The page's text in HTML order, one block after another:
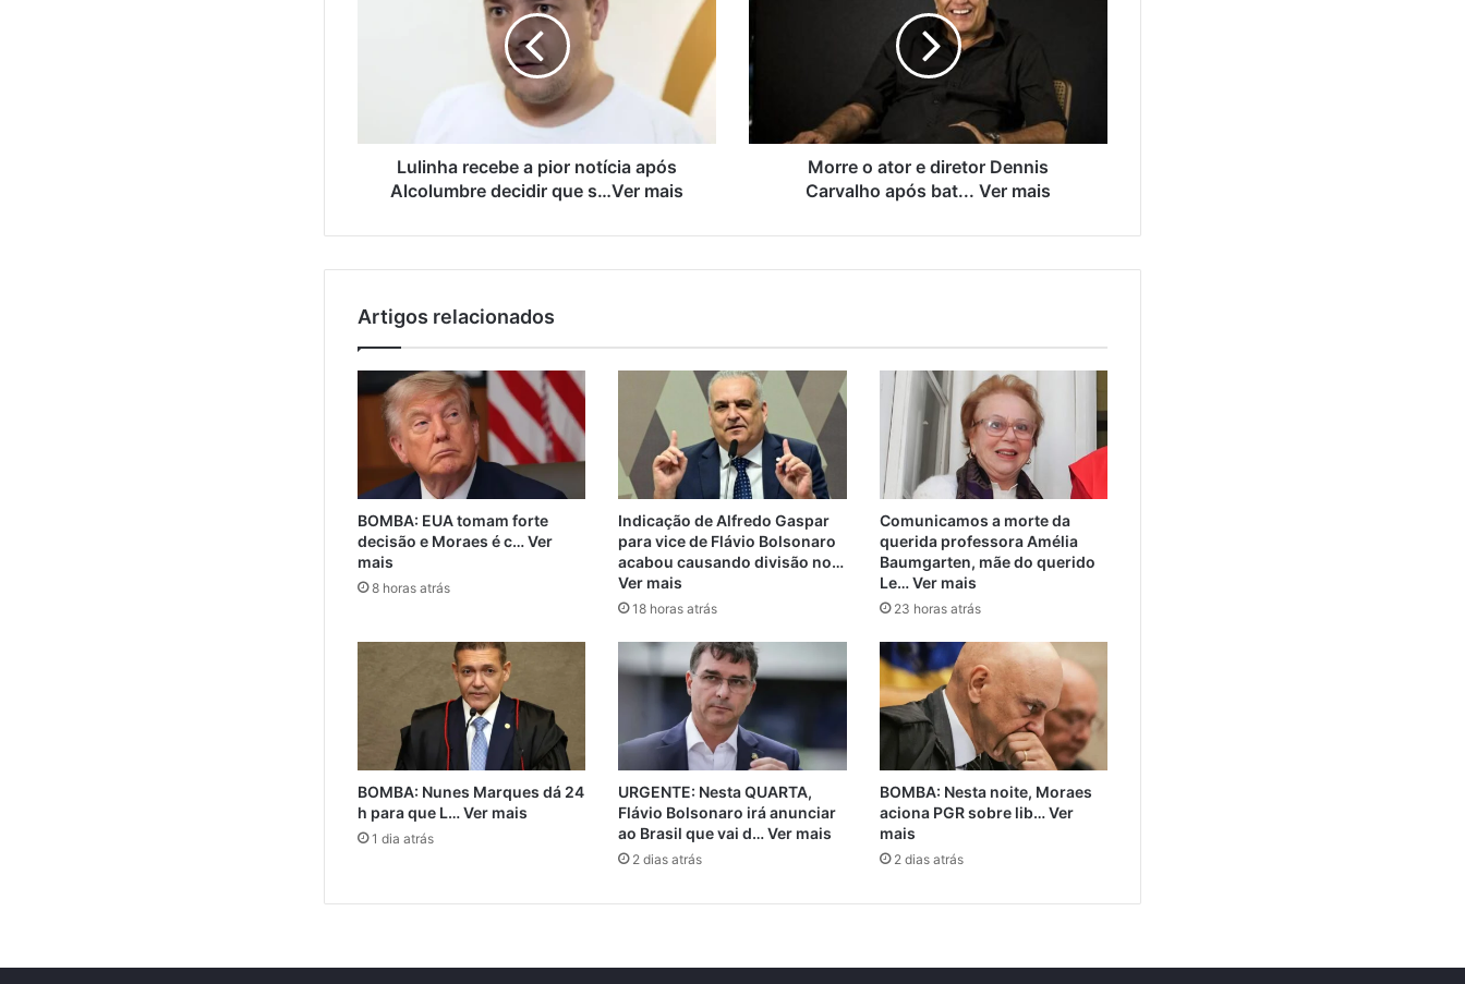
Lulinha recebe a pior notícia após
Alcolumbre decidir que s…Ver mais
Morre o ator e diretor Dennis
Carvalho após bat... Ver mais
Artigos relacionados
BOMBA: EUA tomam forte
decisão e Moraes é c… Ver
mais
8 horas atrás
Indicação de Alfredo Gaspar
para vice de Flávio Bolsonaro
acabou causando divisão no…
Ver mais
18 horas atrás
Comunicamos a morte da
querida professora Amélia
Baumgarten, mãe do querido
Le… Ver mais
23 horas atrás
BOMBA: Nunes Marques dá 24
h para que L… Ver mais
1 dia atrás
URGENTE: Nesta QUARTA,
Flávio Bolsonaro irá anunciar
ao Brasil que vai d… Ver mais
2 dias atrás
BOMBA: Nesta noite, Moraes
aciona PGR sobre lib… Ver
mais
2 dias atrás